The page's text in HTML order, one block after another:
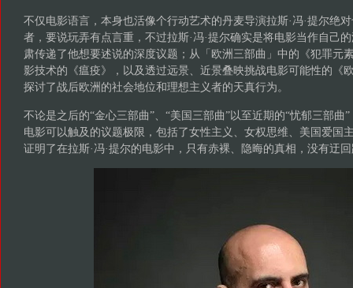
不仅电影语言，本身也活像个行动艺术的丹麦导演拉斯·冯·提尔绝
者，要说玩弄有点言重，不过拉斯·冯·提尔确实是将电影当作自己
肃传递了他想要述说的深度议题；从「欧洲三部曲」中的《犯罪元
影技术的《瘟疫》，以及透过远景、近景叠映挑战电影可能性的《
探讨了战后欧洲的社会地位和理想主义者的天真行为。
不论是之后的“金心三部曲”、“美国三部曲”以至近期的“忧郁三部曲
电影可以触及的议题极限，包括了女性主义、女权思维、美国爱国
证明了在拉斯·冯·提尔的电影中，只有赤裸、隐晦的真相，没有迂